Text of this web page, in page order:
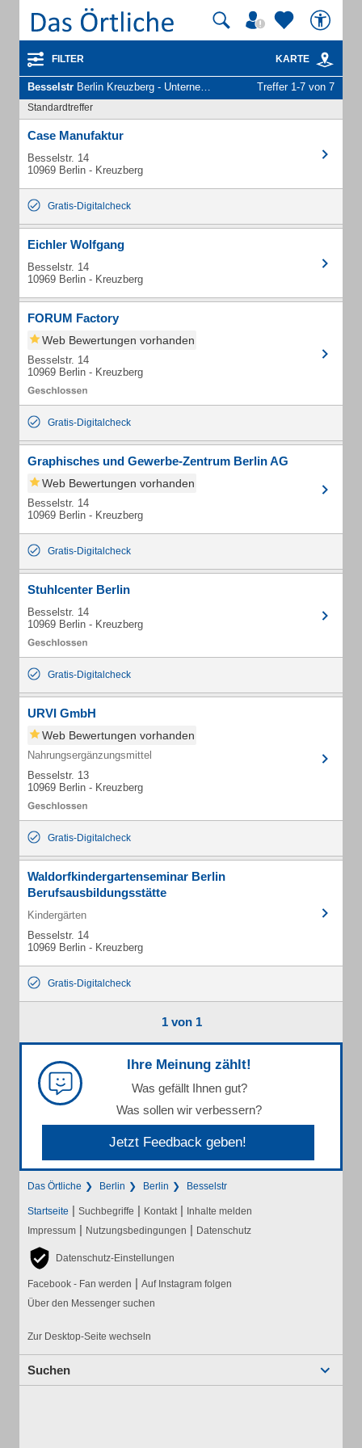
FILTER KARTE
Besselstr Berlin Kreuzberg - Unternehmen und Personen Treffer 1-7 von 7
Standardtreffer
Case Manufaktur
Besselstr. 14
10969 Berlin - Kreuzberg
Gratis-Digitalcheck
Eichler Wolfgang
Besselstr. 14
10969 Berlin - Kreuzberg
FORUM Factory
Web Bewertungen vorhanden
Besselstr. 14
10969 Berlin - Kreuzberg
Gratis-Digitalcheck
Graphisches und Gewerbe-Zentrum Berlin AG
Web Bewertungen vorhanden
Besselstr. 14
10969 Berlin - Kreuzberg
Gratis-Digitalcheck
Stuhlcenter Berlin
Besselstr. 14
10969 Berlin - Kreuzberg
Gratis-Digitalcheck
URVI GmbH
Web Bewertungen vorhanden
Nahrungsergänzungsmittel
Besselstr. 13
10969 Berlin - Kreuzberg
Gratis-Digitalcheck
Waldorfkindergartenseminar Berlin
Berufsausbildungsstätte
Kindergärten
Besselstr. 14
10969 Berlin - Kreuzberg
Gratis-Digitalcheck
1 von 1
Ihre Meinung zählt!
Was gefällt Ihnen gut?
Was sollen wir verbessern?
Jetzt Feedback geben!
Das Örtliche Berlin Berlin Besselstr
Startseite | Suchbegriffe | Kontakt | Inhalte melden
Impressum | Nutzungsbedingungen | Datenschutz
Datenschutz-Einstellungen
Facebook - Fan werden | Auf Instagram folgen
Über den Messenger suchen
Zur Desktop-Seite wechseln
Suchen